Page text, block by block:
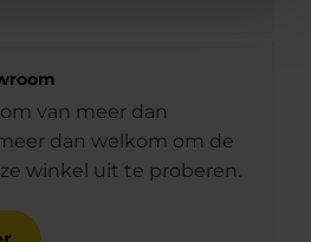
van meer dan
dan welkom om de
winkel uit te proberen.